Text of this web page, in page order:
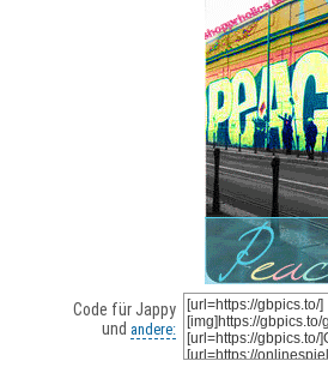
Code für Jappy
und andere: